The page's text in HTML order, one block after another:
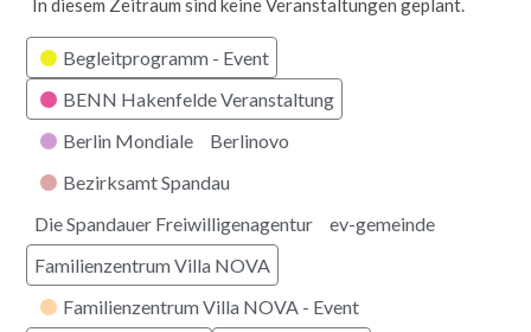
In diesem Zeitraum sind keine Veranstaltungen geplant.
Kategorien
Begleitprogramm - Event
BENN Hakenfelde Veranstaltung
Berlin Mondiale
Berlinovo
Bezirksamt Spandau
Die Spandauer Freiwilligenagentur
ev-gemeinde
Familienzentrum Villa NOVA
Familienzentrum Villa NOVA - Event